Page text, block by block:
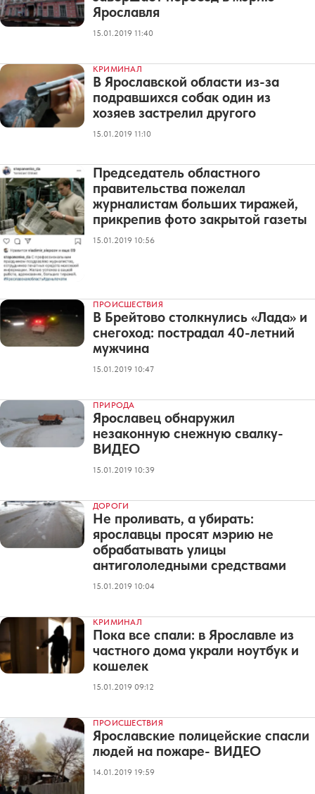
Ярославля
15.01.2019 11:40
КРИМИНАЛ
В Ярославской области из-за
подравшихся собак один из
хозяев застрелил другого
15.01.2019 11:10
Председатель областного
правительства пожелал
журналистам больших тиражей,
прикрепив фото закрытой газеты
15.01.2019 10:56
ПРОИСШЕСТВИЯ
В Брейтово столкнулись «Лада» и
снегоход: пострадал 40-летний
мужчина
15.01.2019 10:47
ПРИРОДА
Ярославец обнаружил
незаконную снежную свалку-
ВИДЕО
15.01.2019 10:39
ДОРОГИ
Не проливать, а убирать:
ярославцы просят мэрию не
обрабатывать улицы
антигололедными средствами
15.01.2019 10:04
КРИМИНАЛ
Пока все спали: в Ярославле из
частного дома украли ноутбук и
кошелек
15.01.2019 09:12
ПРОИСШЕСТВИЯ
Ярославские полицейские спасли
людей на пожаре- ВИДЕО
14.01.2019 19:59